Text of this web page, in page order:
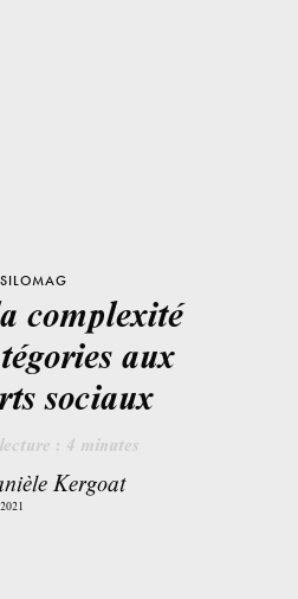
SILOMAG
complexité
aux
sociaux
: 4 minutes
Kergoat